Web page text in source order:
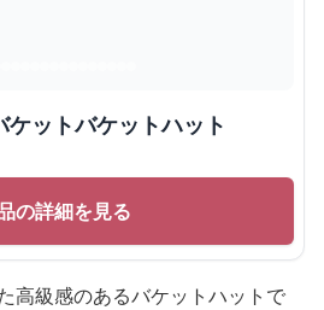
ケットバケットハット
の詳細を見る
高級感のあるバケットハットで